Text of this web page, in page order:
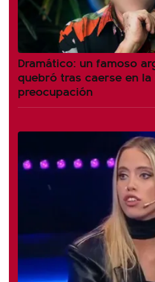
Dramático: un famoso
quebró tras caerse en
preocupación